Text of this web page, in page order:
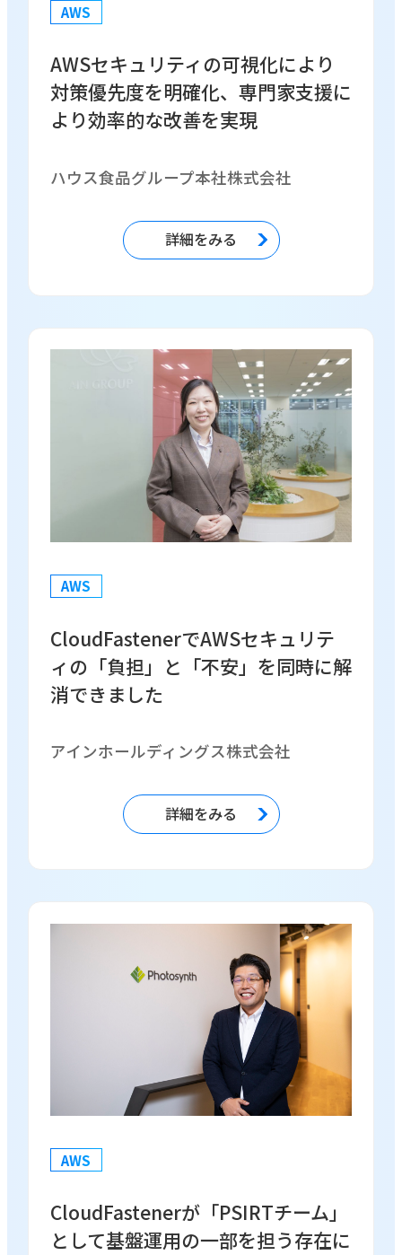
AWS
AWSセキュリティの可視化により
対策優先度を明確化、専門家支援に
より効率的な改善を実現
ハウス食品グループ本社株式会社
詳細をみる
AWS
CloudFastenerでAWSセキュリテ
ィの「負担」と「不安」を同時に解
消できました
アインホールディングス株式会社
詳細をみる
AWS
CloudFastenerが「PSIRTチーム」
として基盤運用の一部を担う存在に